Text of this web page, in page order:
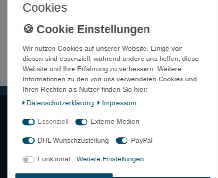
1 Satz | 22,95 € / Satz
inkl. ges. MwSt. zzgl. Versandkosten
Impressum
Login
Cookies
Wir nutzen Cookies auf unserer Website. Einige von
diesen sind essenziell, während andere uns helfen, diese
Website und Ihre Erfahrung zu verbessern. Weitere
Informationen zu den von uns verwendeten Cookies und
Ihren Rechten als Nutzer finden Sie hier:
Daten­schutz­erklärung
Impressum
Essenziell Externe Medien
DHL Wunschzustellung PayPal
Funktional Weitere Einstellungen